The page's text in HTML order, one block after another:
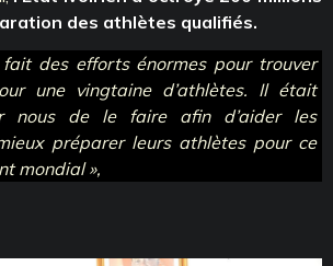
des athlètes qualifiés.
des efforts énormes pour trouver
une vingtaine d’athlètes. Il était
nous de le faire afin d’aider les
préparer leurs athlètes pour ce
mondial »,